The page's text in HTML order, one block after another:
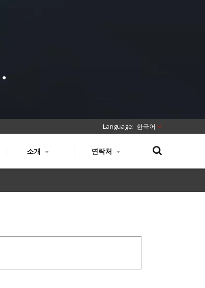
한국어
소개 연락처